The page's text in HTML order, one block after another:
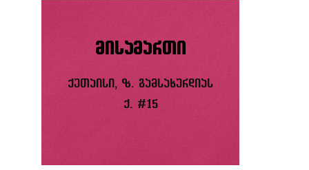
მისამართი
ქუთაისი, ზ. გამსახურდიას
ქ. #15